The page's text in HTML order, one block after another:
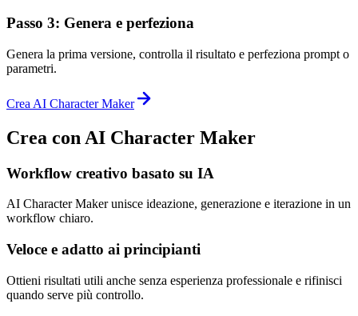
Passo 3: Genera e perfeziona
Genera la prima versione, controlla il risultato e perfeziona prompt o
parametri.
Crea AI Character Maker
Crea con AI Character Maker
Workflow creativo basato su IA
AI Character Maker unisce ideazione, generazione e iterazione in un
workflow chiaro.
Veloce e adatto ai principianti
Ottieni risultati utili anche senza esperienza professionale e rifinisci
quando serve più controllo.